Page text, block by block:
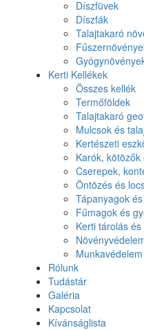
Díszfüvek
Díszfák
Talajtakaró
Kerti Kellékek
Összes kellék
Termőföldek
Talajtakaró
Mulcsok és
Kertészeti
Karók,
Cserepek,
Öntözés és
Tápanyagok
Fűmagok és
Kerti tárolás
Munkavédelem
Rólunk
Tudástár
Galéria
Kapcsolat
Kívánságlista